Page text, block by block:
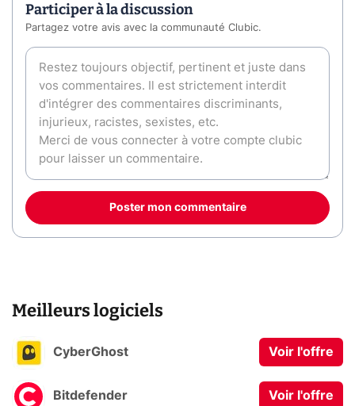
Participer à la discussion
Partagez votre avis avec la communauté Clubic.
Poster mon commentaire
Meilleurs logiciels
CyberGhost Voir l'offre
Bitdefender Voir l'offre